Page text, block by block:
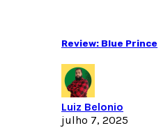
Review: Blue Prince
Luiz Belonio
julho 7, 2025